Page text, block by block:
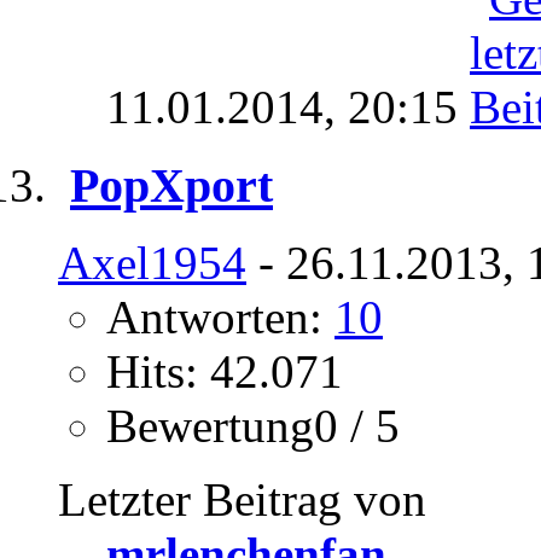
11.01.2014, 20:15
PopXport
Axel1954 - 26.11.2013,
Antworten: 10
Hits: 42.071
Bewertung0 / 5
Letzter Beitrag von